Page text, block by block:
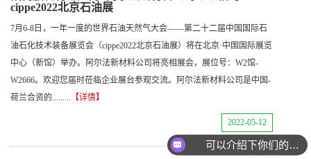
cippe2022北京石油展
7月6-8日，一年一度的世界石油天然气大会——第二十二届中国国际石
油石化技术装备展览会（cippe2022北京石油展）将在北京·中国国际展览
中心（新馆）举办。阿尔法新材料公司将亮相展会，展位号：W2馆-
W2666。欢迎您届时莅临企业展台参观交流。阿尔法新材料公司是中国-
荷兰合资的......... 【详情】
2022-05-12
可以介绍下你们的产品么